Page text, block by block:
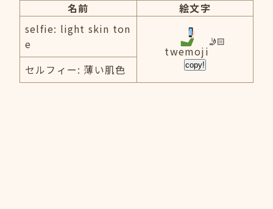
名前
絵文字
selfie: light skin ton
e
twemoji
copy!
セルフィー: 薄い肌色